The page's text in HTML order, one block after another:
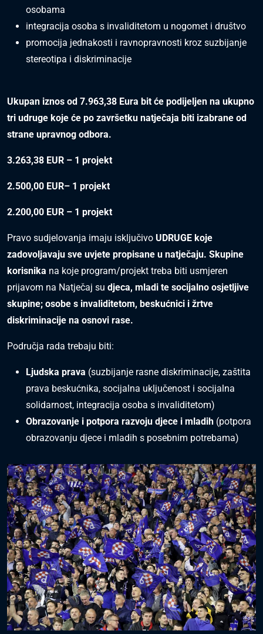
osobama
integracija osoba s invaliditetom u nogomet i društvo
promocija jednakosti i ravnopravnosti kroz suzbijanje
stereotipa i diskriminacije
Ukupan iznos od 7.963,38 Eura bit će podijeljen na ukupno
tri udruge koje će po završetku natječaja biti izabrane od
strane upravnog odbora.
3.263,38 EUR – 1 projekt
2.500,00 EUR– 1 projekt
2.200,00 EUR – 1 projekt
Pravo sudjelovanja imaju isključivo UDRUGE koje
zadovoljavaju sve uvjete propisane u natječaju. Skupine
korisnika na koje program/projekt treba biti usmjeren
prijavom na Natječaj su djeca, mladi te socijalno osjetljive
skupine; osobe s invaliditetom, beskućnici i žrtve
diskriminacije na osnovi rase.
Područja rada trebaju biti:
Ljudska prava (suzbijanje rasne diskriminacije, zaštita
prava beskućnika, socijalna uključenost i socijalna
solidarnost, integracija osoba s invaliditetom)
Obrazovanje i potpora razvoju djece i mladih (potpora
obrazovanju djece i mladih s posebnim potrebama)